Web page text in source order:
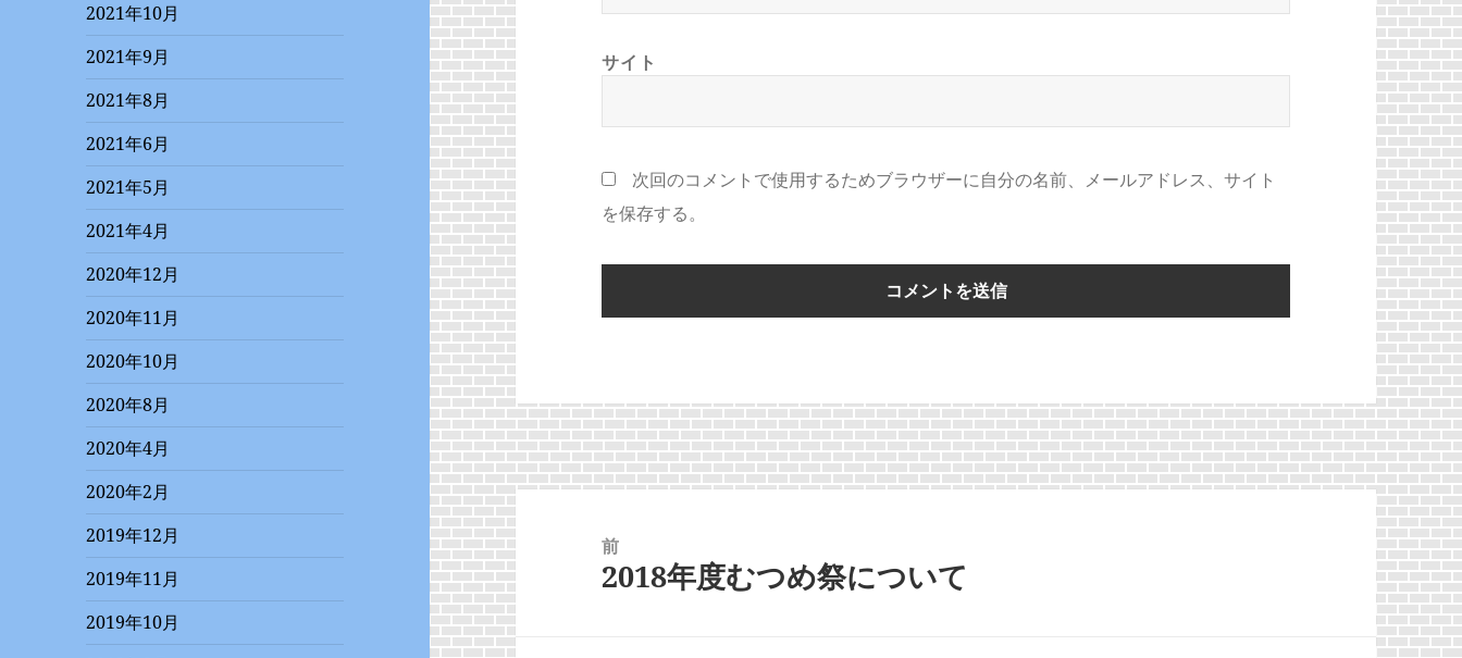
2021年10月
2021年9月
2021年8月
2021年6月
2021年5月
2021年4月
2020年12月
2020年11月
2020年10月
2020年8月
2020年4月
2020年2月
2019年12月
2019年11月
2019年10月
サイト
次回のコメントで使用するためブラウザーに自分の名前、メールアドレス、サイト
を保存する。
投
稿
ナ
ビ
ゲ
前
前
2018年度むつめ祭について